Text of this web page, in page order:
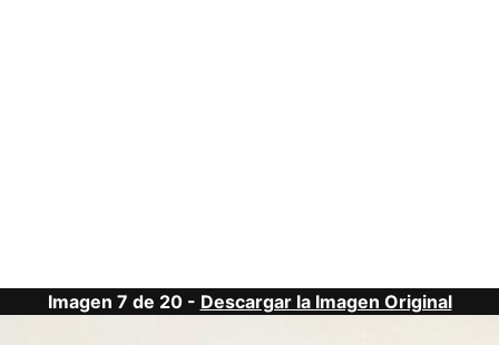
Imagen 7 de 20 - Descargar la Imagen Original